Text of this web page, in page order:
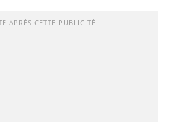
APRÈS CETTE PUBLICITÉ